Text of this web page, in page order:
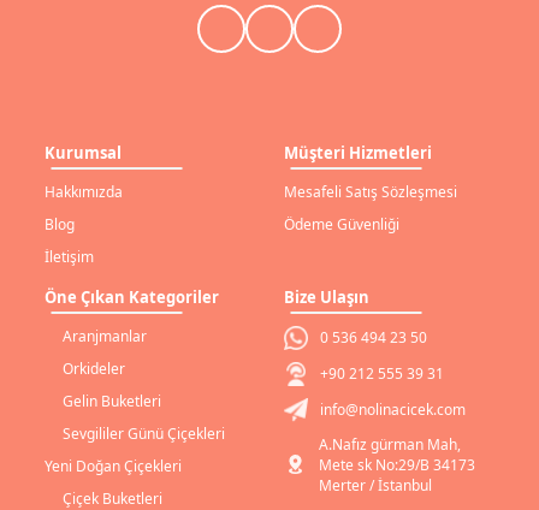
Kurumsal
Hakkımızda
Blog
İletişim
Müşteri Hizmetleri
Mesafeli Satış Sözleşmesi
Ödeme Güvenliği
Öne Çıkan Kategoriler
Aranjmanlar
Orkideler
Gelin Buketleri
Sevgililer Günü Çiçekleri
Yeni Doğan Çiçekleri
Çiçek Buketleri
Bize Ulaşın
0 536 494 23 50
+90 212 555 39 31
info@nolinacicek.com
A.Nafız gürman Mah,
Mete sk No:29/B 34173
Merter / İstanbul